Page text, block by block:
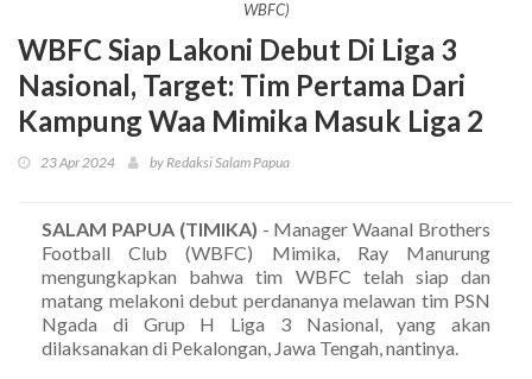
WBFC)
WBFC Siap Lakoni Debut Di Liga 3
Nasional, Target: Tim Pertama Dari
Kampung Waa Mimika Masuk Liga 2
23 Apr 2024 by Redaksi Salam Papua
SALAM PAPUA (TIMIKA) - Manager Waanal Brothers
Football Club (WBFC) Mimika, Ray Manurung
mengungkapkan bahwa tim WBFC telah siap dan
matang melakoni debut perdananya melawan tim PSN
Ngada di Grup H Liga 3 Nasional, yang akan
dilaksanakan di Pekalongan, Jawa Tengah, nantinya.